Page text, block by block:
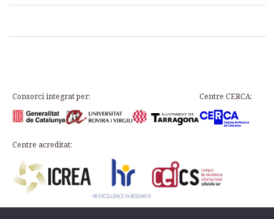
Consorci integrat per: Centre CERCA:
Centre acreditat: